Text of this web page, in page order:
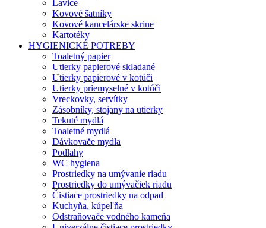
Lavice
Kovové šatníky
Kovové kancelárske skrine
Kartotéky
HYGIENICKÉ POTREBY
Toaletný papier
Utierky papierové skladané
Utierky papierové v kotúči
Utierky priemyselné v kotúči
Vreckovky, servítky
Zásobníky, stojany na utierky
Tekuté mydlá
Toaletné mydlá
Dávkovače mydla
Podlahy
WC hygiena
Prostriedky na umývanie riadu
Prostriedky do umývačiek riadu
Čistiace prostriedky na odpad
Kuchyňa, kúpeľňa
Odstraňovače vodného kameňa